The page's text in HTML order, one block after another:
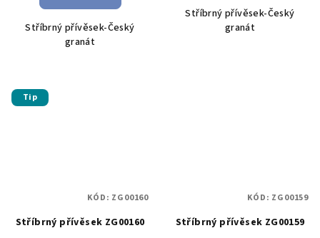
Stříbrný přívěsek-Český
granát
Stříbrný přívěsek-Český
granát
Tip
Stříbrný přívěsek ZG00160
KÓD: ZG00160
Stříbrný přívěsek ZG00159
KÓD: ZG00159